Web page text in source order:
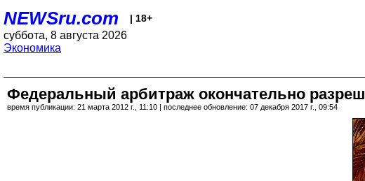
NEWSru.com | 18+
суббота, 8 августа 2026
Экономика
Федеральный арбитраж окончательно
время публикации: 21 марта 2012 г., 11:10 | последнее обновление: 07 декабря 2017 г., 09:54